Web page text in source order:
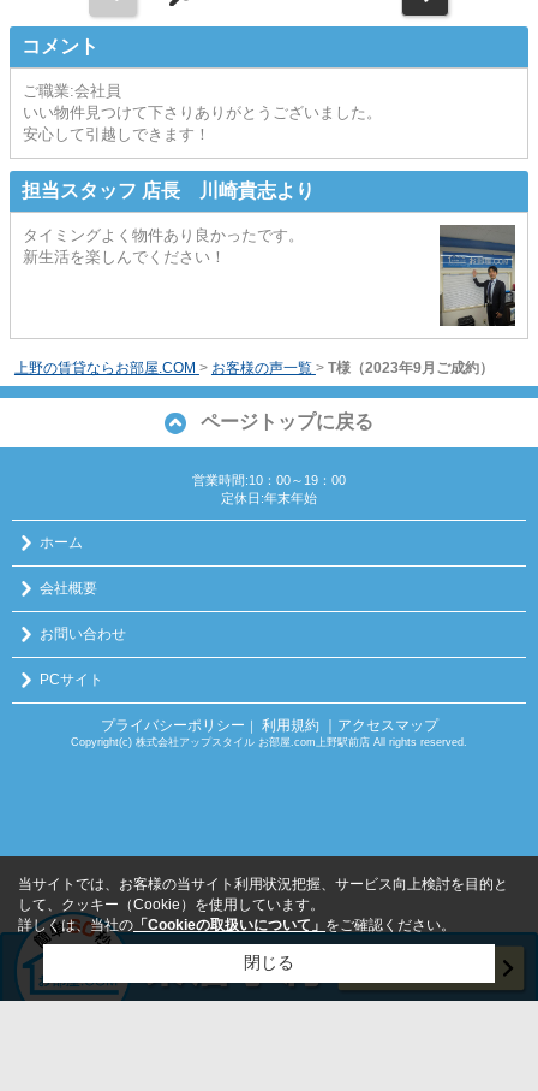
コメント
ご職業:会社員
いい物件見つけて下さりありがとうございました。
安心して引越しできます！
担当スタッフ 店長 川崎貴志より
タイミングよく物件あり良かったです。
新生活を楽しんでください！
上野の賃貸ならお部屋.COM > お客様の声一覧 > T様（2023年9月ご成約）
ページトップに戻る
営業時間:10：00～19：00
定休日:年末年始
ホーム
会社概要
お問い合わせ
PCサイト
プライバシーポリシー ｜ 利用規約 ｜アクセスマップ
Copyright(c) 株式会社アップスタイル お部屋.com上野駅前店 All rights reserved.
当サイトでは、お客様の当サイト利用状況把握、サービス向上検討を目的と
して、クッキー（Cookie）を使用しています。
詳しくは、当社の 「Cookieの取扱いについて」 をご確認ください。
閉じる